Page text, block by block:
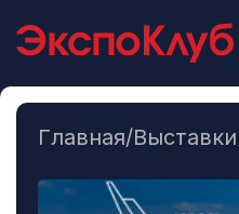
Главная/Выставки